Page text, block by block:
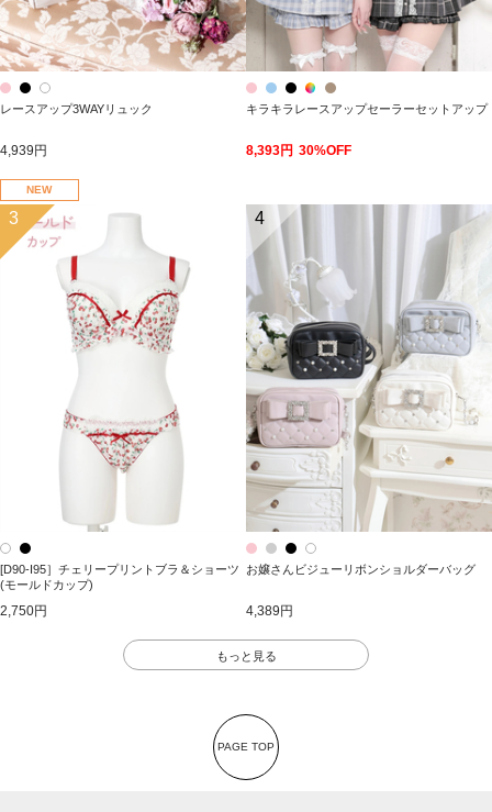
レースアップ3WAYリュック
4,939円
キラキラレースアップセーラーセットアップ
8,393円 30%OFF
NEW
3
[D90-I95］チェリープリントブラ＆ショーツ
(モールドカップ)
2,750円
4
お嬢さんビジューリボンショルダーバッグ
4,389円
もっと見る
PAGE TOP